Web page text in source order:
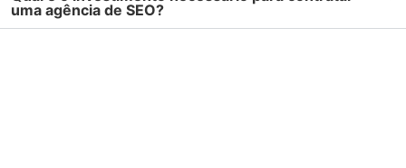
uma agência de SEO?